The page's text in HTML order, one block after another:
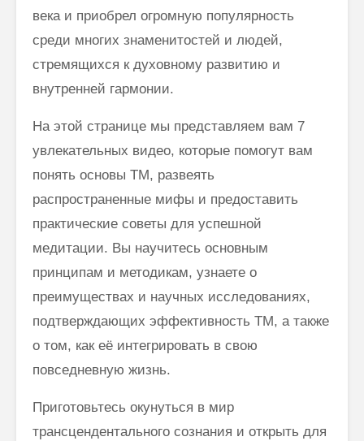
века и приобрел огромную популярность
среди многих знаменитостей и людей,
стремящихся к духовному развитию и
внутренней гармонии.
На этой странице мы представляем вам 7
увлекательных видео, которые помогут вам
понять основы ТМ, развеять
распространенные мифы и предоставить
практические советы для успешной
медитации. Вы научитесь основным
принципам и методикам, узнаете о
преимуществах и научных исследованиях,
подтверждающих эффективность ТМ, а также
о том, как её интегрировать в свою
повседневную жизнь.
Приготовьтесь окунуться в мир
трансцендентального сознания и открыть для
“Мощь Тишины.
Из книг, лекций,
Актриса и модель
Анна-Мария Кюрри: о
Медитации
Махариши
Махеш Йоги:
“Неправильное
толкование Вед,
Упанишад,
Гиты, всей этой
философии
йоги…”
законом